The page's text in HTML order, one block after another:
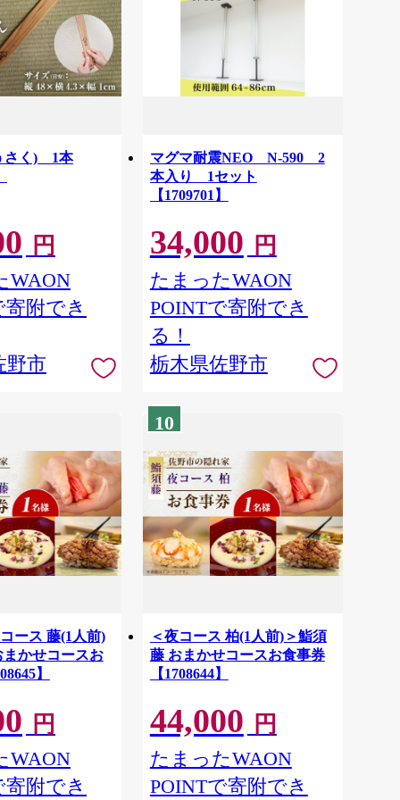
さく) 1本
円
WAON
寄附でき
野市
マグマ耐震NEO N-590 2
本入り 1セット
【1709701】
34,000 円
たまったWAON
POINTで寄附でき
る！
栃木県佐野市
ース 藤(1人前)
かせコースお
】
円
WAON
寄附でき
10
＜夜コース 柏(1人前)＞鮨須
藤 おまかせコースお食事券
【1708644】
44,000 円
たまったWAON
POINTで寄附でき